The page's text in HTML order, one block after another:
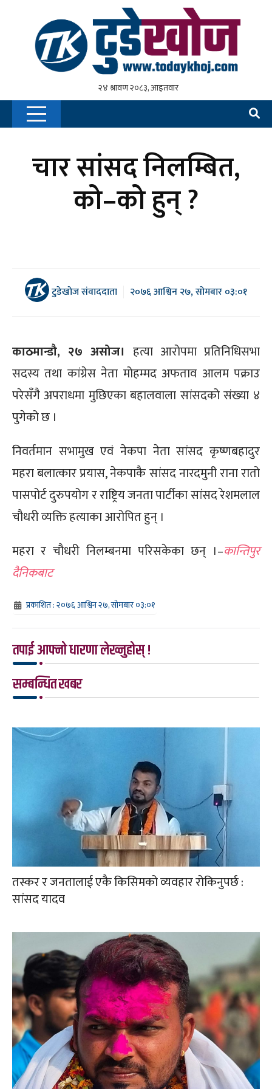
चार सांसद निलम्बित,
को–को हुन् ?
टुडेखोज संवाददाता २०७६ आश्विन २७, सोमबार ०३:०१
काठमान्डौ, २७ असोज। हत्या आरोपमा प्रतिनिधिसभा
सदस्य तथा कांग्रेस नेता मोहम्मद अफताव आलम पक्राउ
परेसँगै अपराधमा मुछिएका बहालवाला सांसदको संख्या ४
पुगेको छ ।
निवर्तमान सभामुख एवं नेकपा नेता सांसद कृष्णबहादुर
महरा बलात्कार प्रयास, नेकपाकै सांसद नारदमुनी राना रातो
पासपोर्ट दुरुपयोग र राष्ट्रिय जनता पार्टीका सांसद रेशमलाल
चौधरी व्यक्ति हत्याका आरोपित हुन् ।
महरा र चौधरी निलम्बनमा परिसकेका छन् ।–कान्तिपुर
दैनिकबाट
प्रकाशित : २०७६ आश्विन २७, सोमबार ०३:०१
तपाई आफ्नो धारणा लेख्नुहोस् !
सम्बन्धित खबर
तस्कर र जनतालाई एकै किसिमको व्यवहार रोकिनुपर्छ :
सांसद यादव